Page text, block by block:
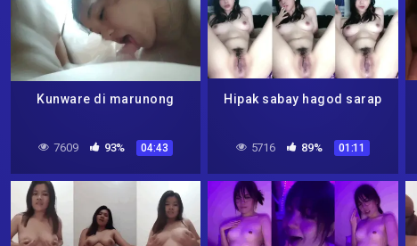
Kunware di marunong
7609 93% 04:43
Hipak sabay hagod sarap
5716 89% 01:11